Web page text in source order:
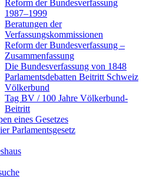
Reform der Bundesverfassung
1987–1999
Beratungen der
Verfassungskommissionen
Reform der Bundesverfassung –
Zusammenfassung
Die Bundesverfassung von 1848
Parlamentsdebatten Beitritt Schweiz
Völkerbund
Tag BV / 100 Jahre Völkerbund-
Beitritt
eines Gesetzes
Parlamentsgesetz